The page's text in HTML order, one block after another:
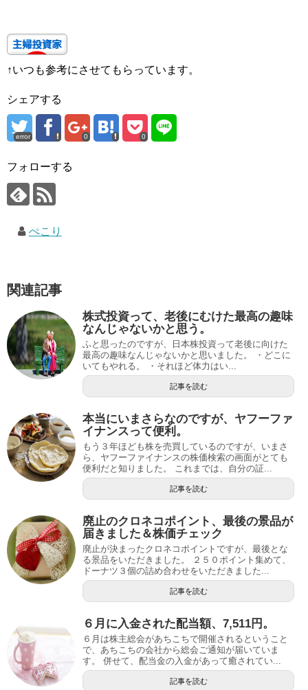
↑いつも参考にさせてもらっています。
シェアする
error 0 0
フォローする
ぺこり
関連記事
株式投資って、老後にむけた最高の趣味
なんじゃないかと思う。
ふと思ったのですが、日本株投資って老後に向けた
最高の趣味なんじゃないかと思いました。 ・どこに
いてもやれる。 ・それほど体力はい...
記事を読む
本当にいまさらなのですが、ヤフーファ
イナンスって便利。
もう３年ほども株を売買しているのですが、いまさ
ら、ヤフーファイナンスの株価検索の画面がとても
便利だと知りました。 これまでは、自分の証...
記事を読む
廃止のクロネコポイント、最後の景品が
届きました＆株価チェック
廃止が決まったクロネコポイントですが、最後とな
る景品をいただきました。 ２５０ポイント集めて、
ドーナツ３個の詰め合わせをいただきました...
記事を読む
６月に入金された配当額、7,511円。
６月は株主総会があちこちで開催されるということ
で、あちこちの会社から総会ご通知が届いていま
す。 併せて、配当金の入金があって癒されてい...
記事を読む